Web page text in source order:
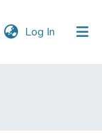
Log In (current)